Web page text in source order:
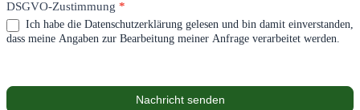
DSGVO-Zustimmung *
dass meine Angaben zur Bearbeitung meiner Anfrage verarbeitet werden.
Nachricht senden